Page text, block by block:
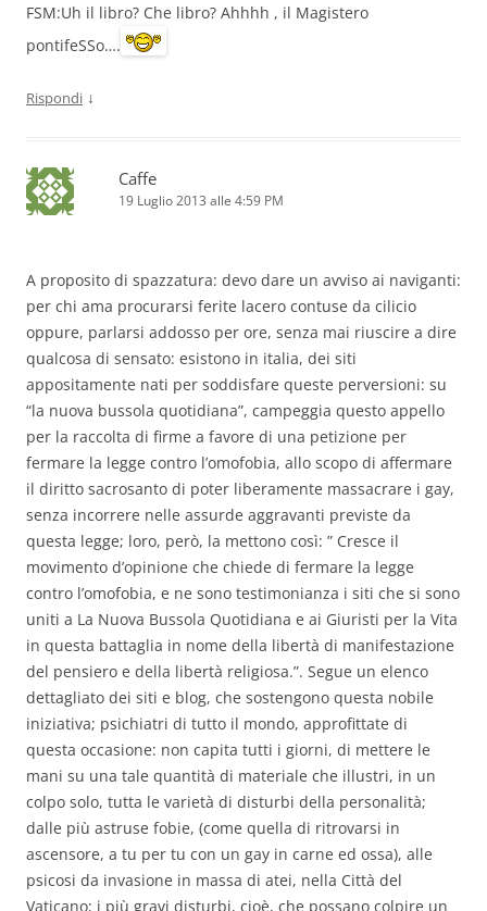
FSM:Uh il libro? Che libro? Ahhhh , il Magistero
pontifeSSo….
Rispondi ↓
Caffe
19 Luglio 2013 alle 4:59 PM
A proposito di spazzatura: devo dare un avviso ai naviganti:
per chi ama procurarsi ferite lacero contuse da cilicio
oppure, parlarsi addosso per ore, senza mai riuscire a dire
qualcosa di sensato: esistono in italia, dei siti
appositamente nati per soddisfare queste perversioni: su
“la nuova bussola quotidiana”, campeggia questo appello
per la raccolta di firme a favore di una petizione per
fermare la legge contro l’omofobia, allo scopo di affermare
il diritto sacrosanto di poter liberamente massacrare i gay,
senza incorrere nelle assurde aggravanti previste da
questa legge; loro, però, la mettono così: ” Cresce il
movimento d’opinione che chiede di fermare la legge
contro l’omofobia, e ne sono testimonianza i siti che si sono
uniti a La Nuova Bussola Quotidiana e ai Giuristi per la Vita
in questa battaglia in nome della libertà di manifestazione
del pensiero e della libertà religiosa.”. Segue un elenco
dettagliato dei siti e blog, che sostengono questa nobile
iniziativa; psichiatri di tutto il mondo, approfittate di
questa occasione: non capita tutti i giorni, di mettere le
mani su una tale quantità di materiale che illustri, in un
colpo solo, tutta le varietà di disturbi della personalità;
dalle più astruse fobie, (come quella di ritrovarsi in
ascensore, a tu per tu con un gay in carne ed ossa), alle
psicosi da invasione in massa di atei, nella Città del
Vaticano; i più gravi disturbi, cioè, che possano colpire un